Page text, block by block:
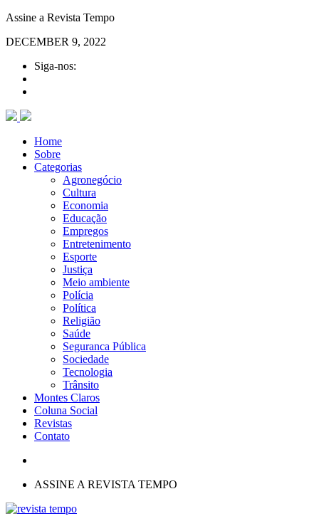
Assine a Revista Tempo
DECEMBER 9, 2022
Siga-nos:
Home
Sobre
Categorias
Agronegócio
Cultura
Economia
Educação
Empregos
Entretenimento
Esporte
Justiça
Meio ambiente
Polícia
Política
Religião
Saúde
Seguranca Pública
Sociedade
Tecnologia
Trânsito
Montes Claros
Coluna Social
Revistas
Contato
ASSINE A REVISTA TEMPO